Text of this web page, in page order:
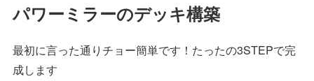
パワーミラーのデッキ構築
最初に言った通りチョー簡単です！たったの3STEPで完
成します